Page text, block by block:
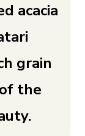
acacia
grain
the